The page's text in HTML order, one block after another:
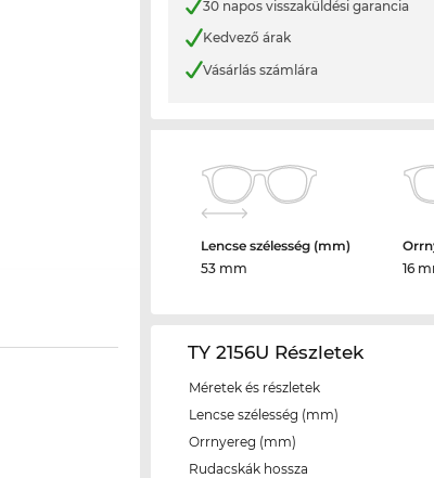
30 napos visszaküldési garancia
Kedvező árak
Vásárlás számlára
Lencse szélesség (mm)
53 mm
16
TY 2156U Részletek
Méretek és részletek
Lencse szélesség (mm)
Orrnyereg (mm)
Rudacskák hossza